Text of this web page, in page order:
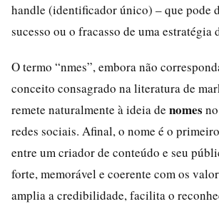
handle (identificador único) – que pode
sucesso ou o fracasso de uma estratégia
O termo “nmes”, embora não
conceito consagrado na literatura de
remete naturalmente à ideia de nomes
redes sociais. Afinal, o nome é o
entre um criador de conteúdo e seu
forte, memorável e coerente com os
amplia a credibilidade, facilita o